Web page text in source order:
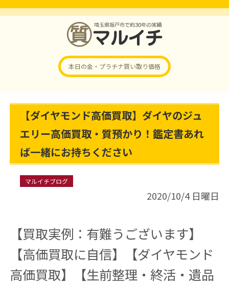
本日の金・プラチナ買い取り価格
【ダイヤモンド高価買取】ダイヤのジュ
エリー高価買取・質預かり！鑑定書あれ
ば一緒にお持ちください
マルイチブログ
2020/10/4 日曜日
【買取実例：有難うございます】
【高価買取に自信】【ダイヤモンド
高価買取】【生前整理・終活・遺品